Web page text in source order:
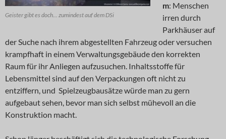
Geister gibt es doch... zumindest auf dem DSi
m: Menschen
irren durch
Parkhäuser auf
der Suche nach ihrem abgestellten Fahrzeug oder versuchen
krampfhaft in einem Verwaltungsgebäude den korrekten
Raum für ihr Anliegen aufzusuchen. Inhaltsstoffe für
Lebensmittel sind auf den Verpackungen oft nicht zu
entziffern, und Spielzeugbausätze würde man zu gern
aufgebaut sehen, bevor man sich selbst mühevoll an die
Konstruktion macht.